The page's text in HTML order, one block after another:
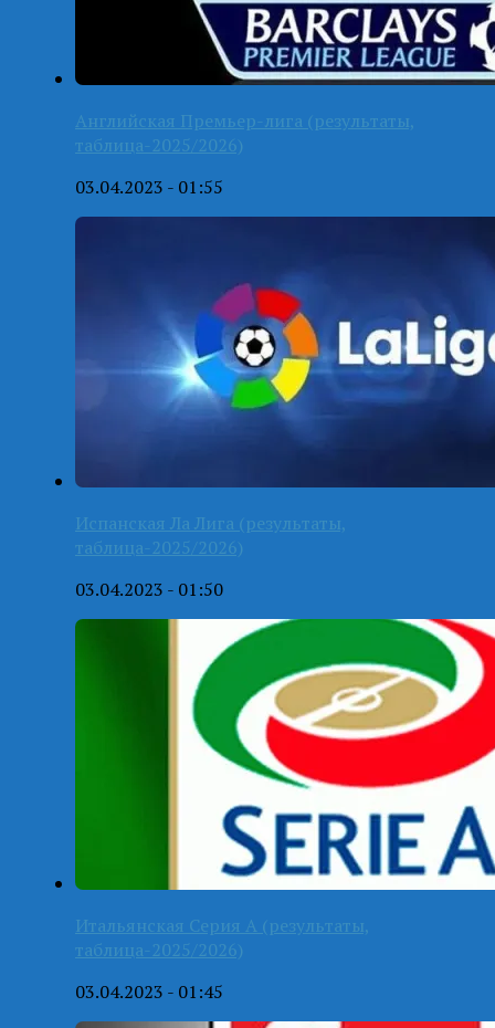
Английская Премьер-лига (результаты,
таблица-2025/2026)
03.04.2023 - 01:55
Испанская Ла Лига (результаты,
таблица-2025/2026)
03.04.2023 - 01:50
Итальянская Серия А (результаты,
таблица-2025/2026)
03.04.2023 - 01:45